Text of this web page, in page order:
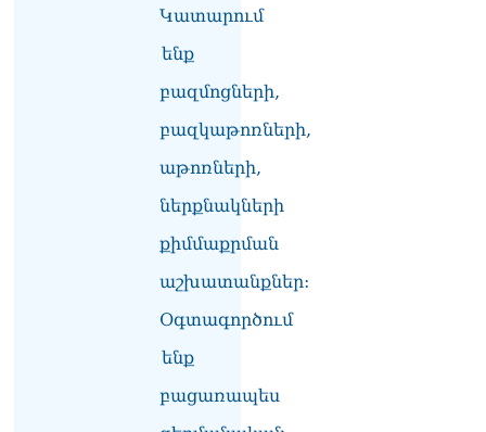
Կատարում
ենք
բազմոցների,
բազկաթոռների,
աթոռների,
ներքնակների
քիմմաքրման
աշխատանքներ:
Օգտագործում
ենք
բացառապես
հաստատակամությունը
Սեւանա լճում հեծանիվ-
քաղաքացիներին
փրկարարները
09.08.2026
Ֆիդան. Թուրքիան
խաղաղություն
շարժմանը
Կայուն ու տևական